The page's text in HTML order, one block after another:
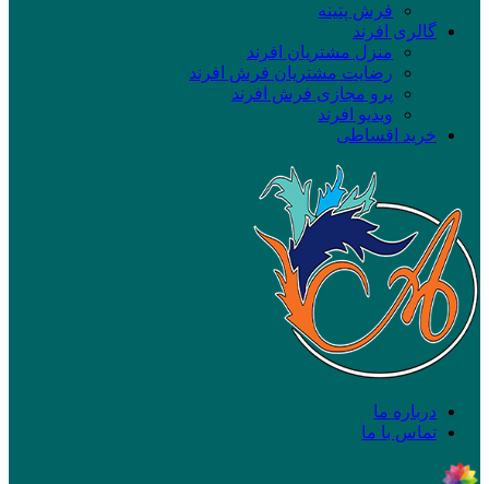
فرش پتینه
گالری افرند
منزل مشتریان افرند
رضایت مشتریان فرش افرند
پرو مجازی فرش افرند
ویدیو افرند
خرید اقساطی
درباره ما
تماس با ما